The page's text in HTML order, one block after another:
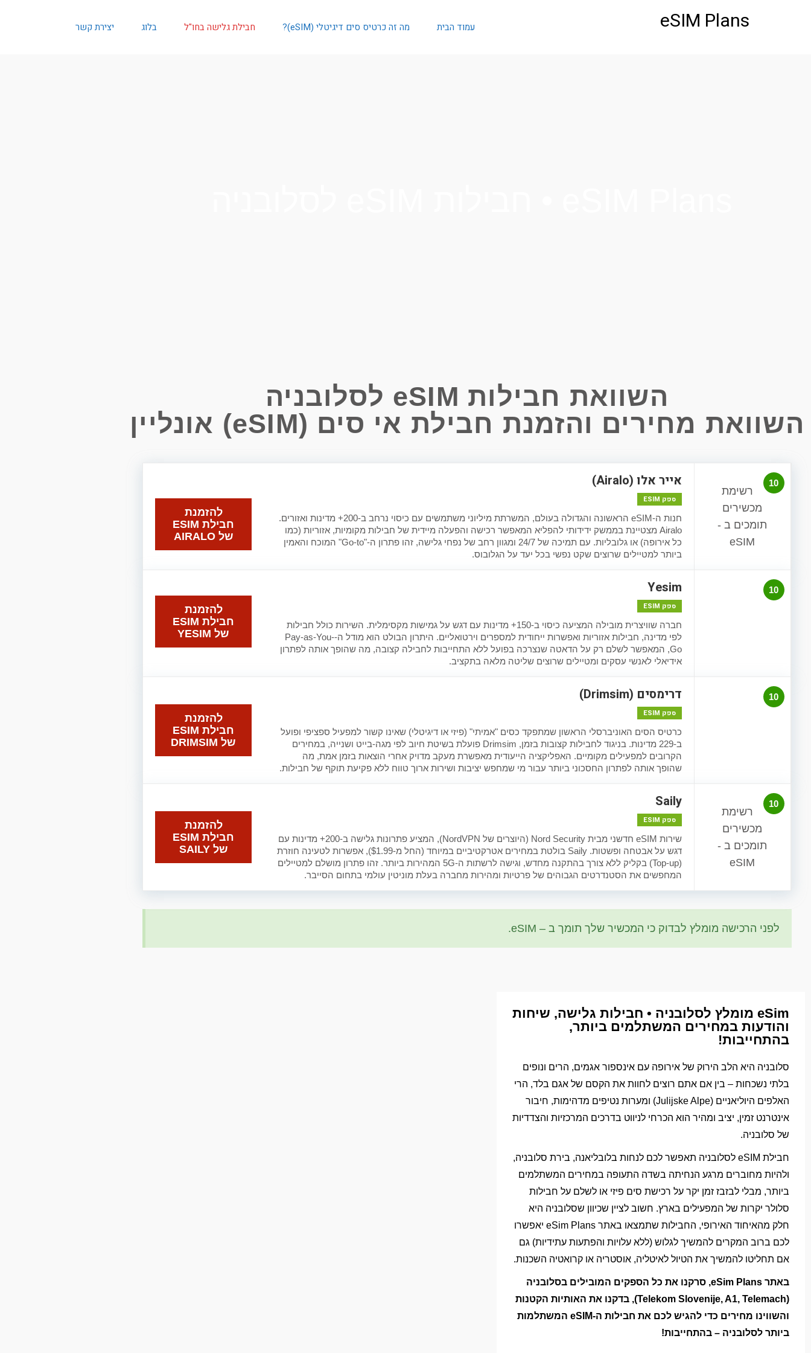
eSIM Plans עמוד הבית מה זה כרטיס סים דיגיטלי (eSIM)? חבילת גלישה בחו"ל בלוג יצירת קשר
השוואת חבילות eSIM לסלובניה
השוואת מחירים והזמנת חבילת אי סים (eSIM) אונליין
10 אייר אלו (Airalo)
ספק ESIM
חנות ה-eSIM הראשונה והגדולה בעולם, המשרתת מיליוני משתמשים עם כיסוי נרחב ב-200+ מדינות ואזורים.
Airalo מצטיינת בממשק ידידותי להפליא המאפשר רכישה והפעלה מיידית של חבילות מקומיות, אזוריות (כמו
כל אירופה) או גלובליות. עם תמיכה של 24/7 ומגוון רחב של נפחי גלישה, זהו פתרון ה-"Go-to" המוכח והאמין
ביותר למטיילים שרוצים שקט נפשי בכל יעד על הגלובוס.
להזמנת
חבילת ESIM
של AIRALO
10
Yesim
ספק ESIM
חברה שוויצרית מובילה המציעה כיסוי ב-150+ מדינות עם דגש על גמישות מקסימלית. השירות כולל חבילות
לפי מדינה, חבילות אזוריות ואפשרות ייחודית למספרים וירטואליים. היתרון הבולט הוא מודל ה-Pay-as-You-
Go, המאפשר לשלם רק על הדאטה שנצרכה בפועל ללא התחייבות לחבילה קצובה, מה שהופך אותה לפתרון
אידיאלי לאנשי עסקים ומטיילים שרוצים שליטה מלאה בתקציב.
להזמנת
חבילת ESIM
של YESIM
10 דרימסים (Drimsim)
ספק ESIM
כרטיס הסים האוניברסלי הראשון שמתפקד כסים "אמיתי" (פיזי או דיגיטלי) שאינו קשור למפעיל ספציפי ופועל
ב-229 מדינות. בניגוד לחבילות קצובות בזמן, Drimsim פועלת בשיטת חיוב לפי מגה-בייט ושנייה, במחירים
הקרובים למפעילים מקומיים. האפליקציה הייעודית מאפשרת מעקב מדויק אחרי הוצאות בזמן אמת, מה
שהופך אותה לפתרון החסכוני ביותר עבור מי שמחפש יציבות ושירות ארוך טווח ללא פקיעת תוקף של חבילות.
להזמנת
חבילת ESIM
של DRIMSIM
10
Saily
ספק ESIM
שירות eSIM חדשני מבית Nord Security (היוצרים של NordVPN), המציע פתרונות גלישה ב-200+ מדינות עם
דגש על אבטחה ופשטות. Saily בולטת במחירים אטרקטיביים במיוחד (החל מ-$1.99), אפשרות לטעינה חוזרת
(Top-up) בקליק ללא צורך בהתקנה מחדש, וגישה לרשתות ה-5G המהירות ביותר. זהו פתרון מושלם למטיילים
המחפשים את הסטנדרטים הגבוהים של פרטיות ומהירות מחברה בעלת מוניטין עולמי בתחום הסייבר.
להזמנת
חבילת ESIM
של SAILY
לפני הרכישה מומלץ לבדוק כי המכשיר שלך תומך ב – eSIM.
eSim מומלץ לסלובניה • חבילות גלישה, שיחות
והודעות במחירים המשתלמים ביותר,
בהתחייבות!
סלובניה היא הלב הירוק של אירופה עם אינספור אגמים, הרים ונופים
בלתי נשכחות – בין אם אתם רוצים לחוות את הקסם של אגם בלד, הרי
האלפים היוליאניים (Julijske Alpe) ומערות נטיפים מדהימות, חיבור
אינטרנט זמין, יציב ומהיר הוא הכרחי לניווט בדרכים המרכזיות והצדדיות
של סלובניה.
חבילת eSIM לסלובניה תאפשר לכם לנחות בלובליאנה, בירת סלובניה,
ולהיות מחוברים מרגע הנחיתה בשדה התעופה במחירים המשתלמים
ביותר, מבלי לבזבז זמן יקר על רכישת סים פיזי או לשלם על חבילות
סלולר יקרות של המפעילים בארץ. חשוב לציין שכיוון שסלובניה היא
חלק מהאיחוד האירופי, החבילות שתמצאו באתר eSim Plans יאפשרו
לכם ברוב המקרים להמשיך לגלוש (ללא עלויות והפתעות עתידיות) גם
אם תחליטו להמשיך את הטיול לאיטליה, אוסטריה או קרואטיה השכנות.
באתר eSim Plans, סרקנו את כל הספקים המובילים בסלובניה
(Telekom Slovenije, A1, Telemach), בדקנו את האותיות הקטנות
והשווינו מחירים כדי להגיש לכם את חבילות ה-eSIM המשתלמות
ביותר לסלובניה – בהתחייבות!